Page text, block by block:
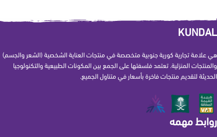
KUNDAL
هي علامة تجارية كورية جنوبية متخصصة في منتجات العناية الشخصية (الشعر والجسم)
والمنتجات المنزلية. تعتمد فلسفتها على الجمع بين المكونات الطبيعية والتكنولوجيا
الحديثة لتقديم منتجات فاخرة بأسعار في متناول الجميع.
روابط مهمه